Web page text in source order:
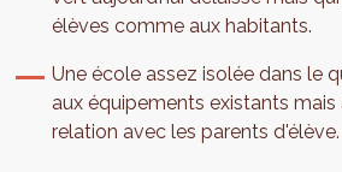
élèves comme aux habitants.
Une école assez isolée dans le
aux équipements existants
relation avec les parents d'élève.